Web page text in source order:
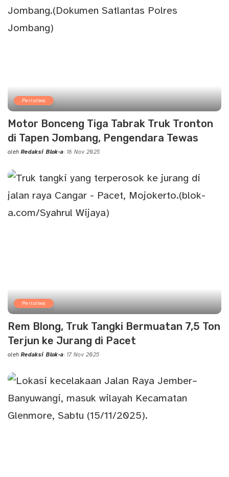
Peristiwa
Motor Bonceng Tiga Tabrak Truk Tronton
di Tapen Jombang, Pengendara Tewas
Posted
oleh Redaksi Blok-a 18 Nov 2025
Peristiwa
Rem Blong, Truk Tangki Bermuatan 7,5 Ton
Terjun ke Jurang di Pacet
Posted
oleh Redaksi Blok-a 17 Nov 2025